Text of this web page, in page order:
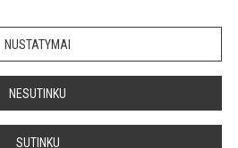
NUSTATYMAI
NESUTINKU
SUTINKU